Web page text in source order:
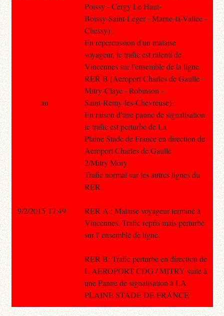
Poissy - Cergy Le Haut-
Boissy-Saint-Leger - Marne-la-Vallee -
Chessy) :
En repercussion d'un malaise
voyageur, le trafic est ralenti de
Vincennes sur l'ensemble de la ligne.
RER B (Aeroport Charles de Gaulle -
Mitry-Claye - Robinson -
Saint-Remy-les-Chevreuse) :
En raison d'une panne de signalisation
le trafic est perturbe de La
Plaine Stade de France en direction de
Aeroport Charles de Gaulle
2/Mitry Mory.
Trafic normal sur les autres lignes du
RER.
RER A : Malaise voyageur terminé à
Vincennes. Trafic repris mais perturbé
sur l' ensemble de ligne.
RER B: Trafic perturbé en direction de
L AEROPORT CDG / MITRY suite à
une Panne de signalisation à LA
PLAINE STADE DE FRANCE
au
9/2/2015 17:49